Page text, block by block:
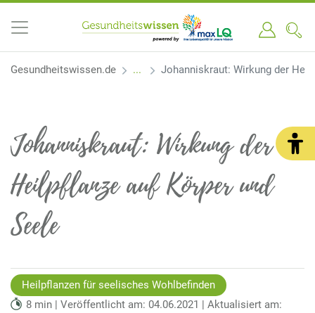
Gesundheitswissen.de Johanniskraut: Wirkung der
Johanniskraut: Wirkung der
Heilpflanze auf Körper und
Seele
Heilpflanzen für seelisches Wohlbefinden
8 min | Veröffentlicht am: 04.06.2021 | Aktualisiert am: